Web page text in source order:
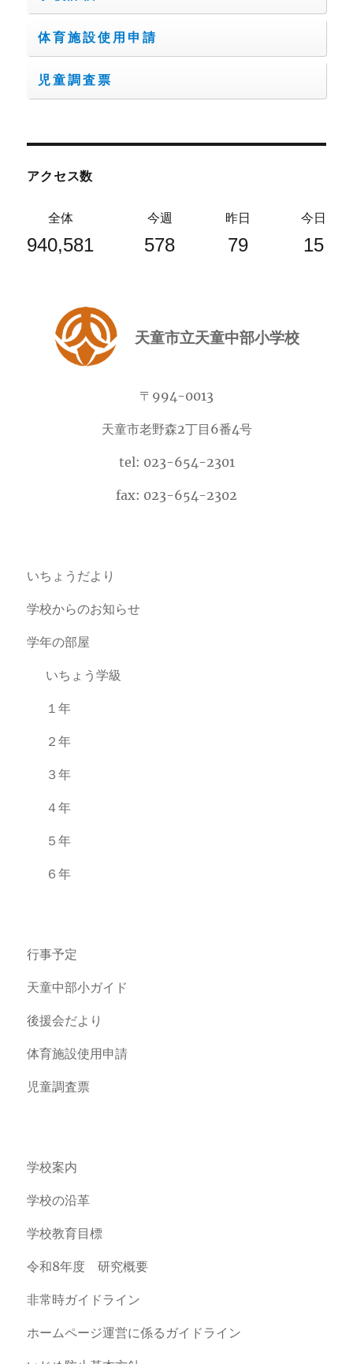
体育施設使用申請
児童調査票
アクセス数
全体
940,581
今週
578
昨日
79
今日
15
天童市立天童中部小学校
〒994-0013
天童市老野森2丁目6番4号
tel: 023-654-2301
fax: 023-654-2302
いちょうだより
学校からのお知らせ
学年の部屋
いちょう学級
１年
２年
３年
４年
５年
６年
行事予定
天童中部小ガイド
後援会だより
体育施設使用申請
児童調査票
学校案内
学校の沿革
学校教育目標
令和8年度 研究概要
非常時ガイドライン
ホームページ運営に係るガイドライン